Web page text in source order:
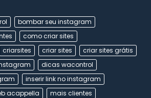
bombar seu instagram
como criar sites
criarsites criar sites
criar sites grátis
dicas wacontrol
inserir link no instagram
acappella
mais clientes